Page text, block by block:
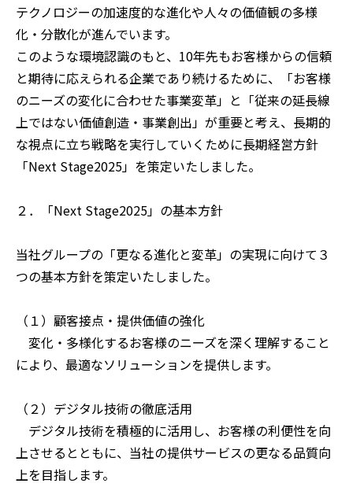
テクノロジーの加速度的な進化や人々の価値観の多様
化・分散化が進んでいます。
このような環境認識のもと、10年先もお客様からの信頼
と期待に応えられる企業であり続けるために、「お客様
のニーズの変化に合わせた事業変革」と「従来の延長線
上ではない価値創造・事業創出」が重要と考え、長期的
な視点に立ち戦略を実行していくために長期経営方針
「Next Stage2025」を策定いたしました。
２．「Next Stage2025」の基本方針
当社グループの「更なる進化と変革」の実現に向けて３
つの基本方針を策定いたしました。
（１）顧客接点・提供価値の強化
変化・多様化するお客様のニーズを深く理解すること
により、最適なソリューションを提供します。
（２）デジタル技術の徹底活用
デジタル技術を積極的に活用し、お客様の利便性を向
上させるとともに、当社の提供サービスの更なる品質向
上を目指します。